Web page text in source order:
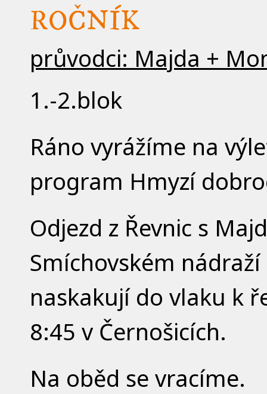
ROČNÍK
průvodci: Majda +
1.-2.blok
Ráno vyrážíme na
program Hmyzí
Odjezd z Řevnic s
Smíchovském
naskakují do vlaku k
8:45 v Černošicích.
Na oběd se vracíme.